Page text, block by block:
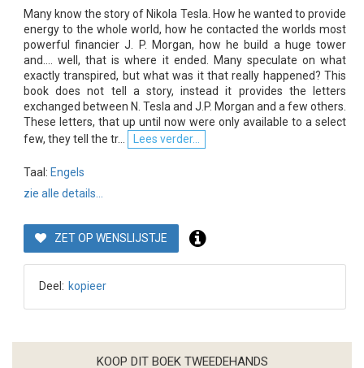
Many know the story of Nikola Tesla. How he wanted to provide
energy to the whole world, how he contacted the worlds most
powerful financier J. P. Morgan, how he build a huge tower
and.... well, that is where it ended. Many speculate on what
exactly transpired, but what was it that really happened? This
book does not tell a story, instead it provides the letters
exchanged between N. Tesla and J.P. Morgan and a few others.
These letters, that up until now were only available to a select
few, they tell the tr...
Lees verder...
Taal: Engels
zie alle details...
ZET OP WENSLIJSTJE
Deel: kopieer
KOOP DIT BOEK TWEEDEHANDS